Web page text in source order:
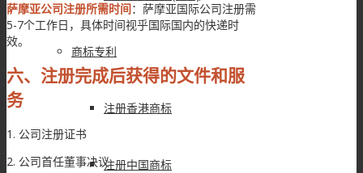
商标专利
注册香港商标
注册中国商标
萨摩亚公司注册所需时间：萨摩亚国际公司注册需
5-7个工作日，具体时间视乎国际国内的快递时
效。
六、注册完成后获得的文件和服
务
1. 公司注册证书
2. 公司首任董事决议